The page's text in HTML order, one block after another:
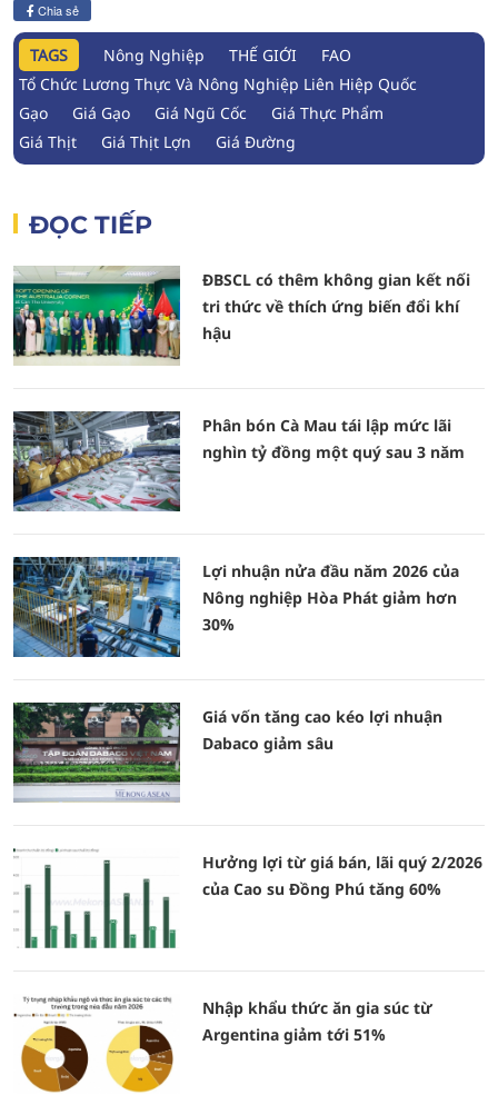
Chia sẻ
TAGS Nông Nghiệp THẾ GIỚI
FAO
Tổ Chức Lương Thực Và Nông Nghiệp Liên Hiệp Quốc
Gạo
Giá Gạo Giá Ngũ Cốc
Giá Thực Phẩm
Giá Thịt
Giá Thịt Lợn Giá Đường
ĐỌC TIẾP
ĐBSCL có thêm không gian kết nối
tri thức về thích ứng biến đổi khí
hậu
Phân bón Cà Mau tái lập mức lãi
nghìn tỷ đồng một quý sau 3 năm
Lợi nhuận nửa đầu năm 2026 của
Nông nghiệp Hòa Phát giảm hơn
30%
Giá vốn tăng cao kéo lợi nhuận
Dabaco giảm sâu
Hưởng lợi từ giá bán, lãi quý 2/2026
của Cao su Đồng Phú tăng 60%
Nhập khẩu thức ăn gia súc từ
Argentina giảm tới 51%